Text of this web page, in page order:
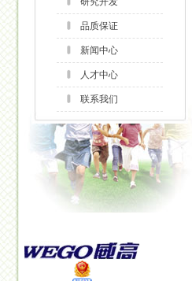
品质保证
新闻中心
人才中心
联系我们